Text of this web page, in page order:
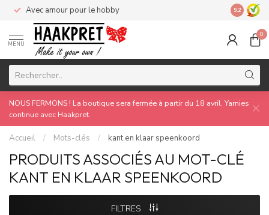
Avec amour pour le hobby Made by
9.2
MENU
0
NOUS FERMONS ! La boutique sera fermée à partir du 18 avril. Yarnies
continue avec Haakpret.
Accueil / Mots-clés / kant en klaar speenkoord
PRODUITS ASSOCIÉS AU MOT-CLÉ
KANT EN KLAAR SPEENKOORD
FILTRES